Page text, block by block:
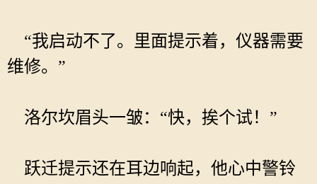
“我启动不了。里面提示着，仪器需要
维修。”
洛尔坎眉头一皱：“快，挨个试！”
跃迁提示还在耳边响起，他心中警铃